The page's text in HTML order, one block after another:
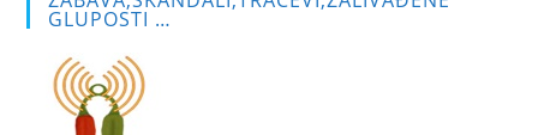
GLUPOSTI …